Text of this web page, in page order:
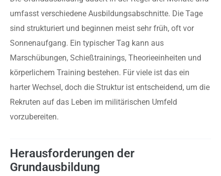
umfasst verschiedene Ausbildungsabschnitte. Die Tage
sind strukturiert und beginnen meist sehr früh, oft vor
Sonnenaufgang. Ein typischer Tag kann aus
Marschübungen, Schießtrainings, Theorieeinheiten und
körperlichem Training bestehen. Für viele ist das ein
harter Wechsel, doch die Struktur ist entscheidend, um die
Rekruten auf das Leben im militärischen Umfeld
vorzubereiten.
Herausforderungen der
Grundausbildung